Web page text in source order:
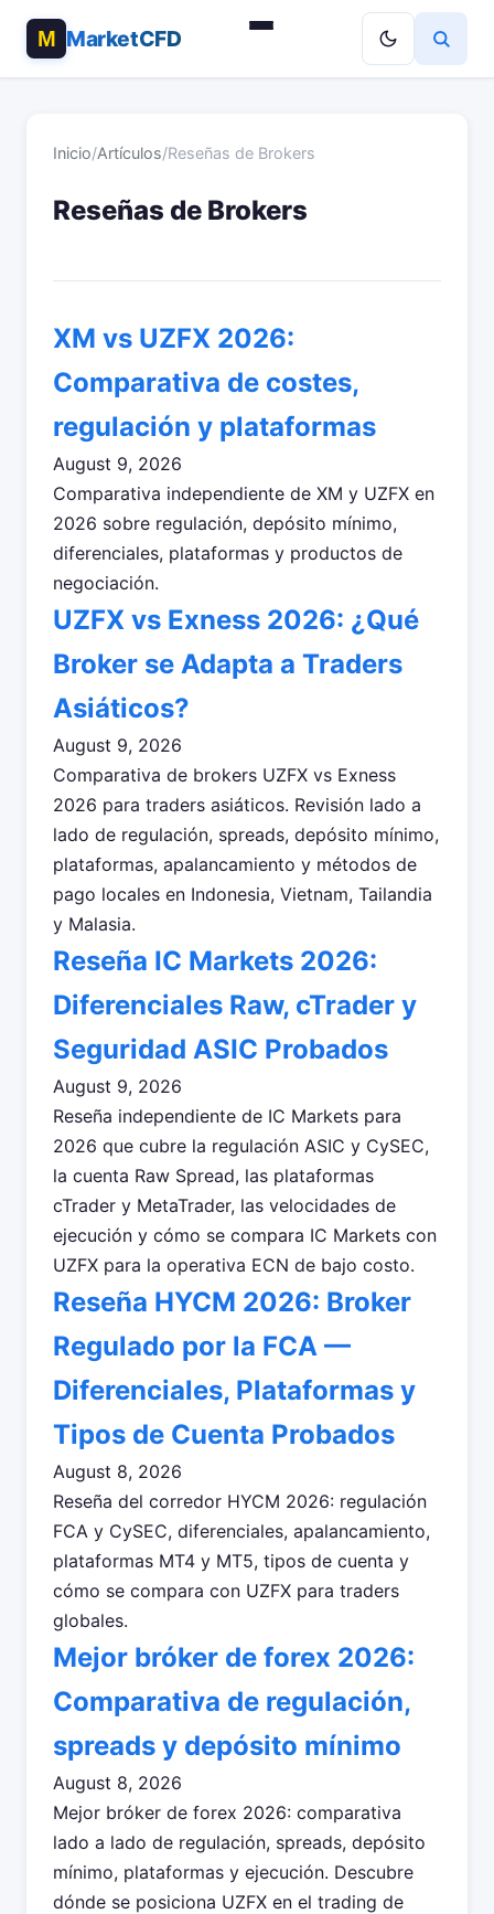
MarketCFD
Inicio/Artículos/Reseñas de Brokers
Reseñas de Brokers
XM vs UZFX 2026:
Comparativa de costes,
regulación y plataformas
August 9, 2026
Comparativa independiente de XM y UZFX en
2026 sobre regulación, depósito mínimo,
diferenciales, plataformas y productos de
negociación.
UZFX vs Exness 2026: ¿Qué
Broker se Adapta a Traders
Asiáticos?
August 9, 2026
Comparativa de brokers UZFX vs Exness
2026 para traders asiáticos. Revisión lado a
lado de regulación, spreads, depósito mínimo,
plataformas, apalancamiento y métodos de
pago locales en Indonesia, Vietnam, Tailandia
y Malasia.
Reseña IC Markets 2026:
Diferenciales Raw, cTrader y
Seguridad ASIC Probados
August 9, 2026
Reseña independiente de IC Markets para
2026 que cubre la regulación ASIC y CySEC,
la cuenta Raw Spread, las plataformas
cTrader y MetaTrader, las velocidades de
ejecución y cómo se compara IC Markets con
UZFX para la operativa ECN de bajo costo.
Reseña HYCM 2026: Broker
Regulado por la FCA —
Diferenciales, Plataformas y
Tipos de Cuenta Probados
August 8, 2026
Reseña del corredor HYCM 2026: regulación
FCA y CySEC, diferenciales, apalancamiento,
plataformas MT4 y MT5, tipos de cuenta y
cómo se compara con UZFX para traders
globales.
Mejor bróker de forex 2026:
Comparativa de regulación,
spreads y depósito mínimo
August 8, 2026
Mejor bróker de forex 2026: comparativa
lado a lado de regulación, spreads, depósito
mínimo, plataformas y ejecución. Descubre
dónde se posiciona UZFX en el trading de